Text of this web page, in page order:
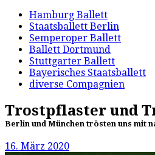
Hamburg Ballett
Staatsballett Berlin
Semperoper Ballett
Ballett Dortmund
Stuttgarter Ballett
Bayerisches Staatsballett
diverse Compagnien
Trostpflaster und
Berlin und München trösten uns mit
16. März 2020